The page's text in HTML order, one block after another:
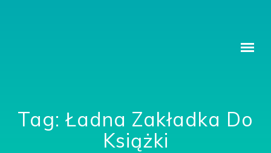
Tag: Ładna Zakładka Do
Książki